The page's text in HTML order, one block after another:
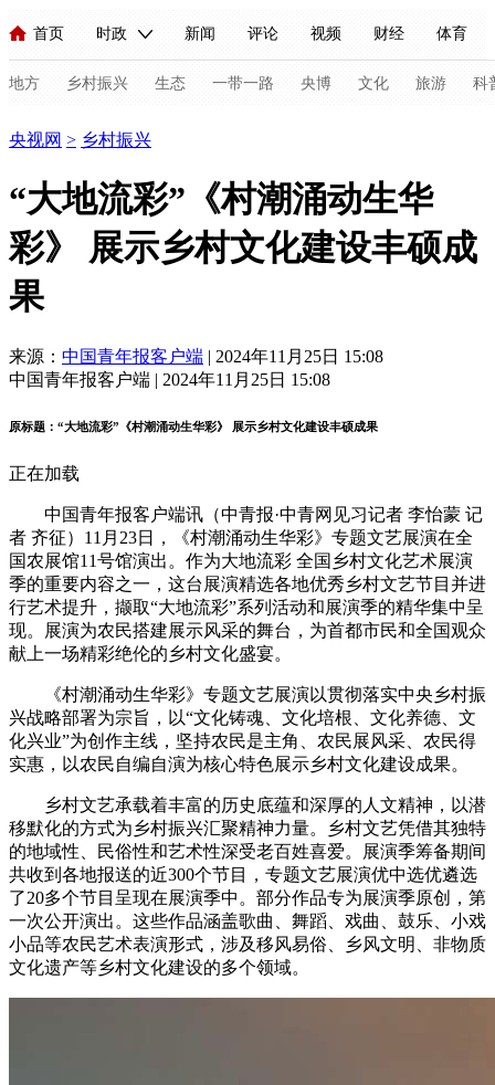
首页 时政 新闻 评论 视频 财经 体育
人民领袖习近平 联播+ 中国领导人 央视快评 习式妙语
直播 栏目大全 节目单 听音 微视频 主持人
海外频道 iPanda English Монгол
地方 乡村振兴 生态 一带一路 央博 文化 旅游 科
新闻 国内 国际 评论 经济 军事 科技
视频 小央视频
现场 前线 比划 快看 蓝海中国
体育 直播 竞猜 2026年世界杯 2026年冬奥会
VIP会员
财经 教育 乡村振兴 生态环境 一带一路 央博
大国智造 大国展会 大国保险 云顶对话 云起
CCTV.节目官网 直播 节目单 栏目 片库 热播榜
央视网 > 乡村振兴
“大地流彩”《村潮涌动生华
彩》 展示乡村文化建设丰硕成
果
来源： 中国青年报客户端 | 2024年11月25日 15:08
中国青年报客户端 | 2024年11月25日 15:08
原标题：“大地流彩”《村潮涌动生华彩》 展示乡村文化建设丰硕成果
正在加载
中国青年报客户端讯（中青报·中青网见习记者 李怡蒙 记
者 齐征）11月23日，《村潮涌动生华彩》专题文艺展演在全
国农展馆11号馆演出。作为大地流彩 全国乡村文化艺术展演
季的重要内容之一，这台展演精选各地优秀乡村文艺节目并进
行艺术提升，撷取“大地流彩”系列活动和展演季的精华集中呈
现。展演为农民搭建展示风采的舞台，为首都市民和全国观众
献上一场精彩绝伦的乡村文化盛宴。
《村潮涌动生华彩》专题文艺展演以贯彻落实中央乡村振
兴战略部署为宗旨，以“文化铸魂、文化培根、文化养德、文
化兴业”为创作主线，坚持农民是主角、农民展风采、农民得
实惠，以农民自编自演为核心特色展示乡村文化建设成果。
乡村文艺承载着丰富的历史底蕴和深厚的人文精神，以潜
移默化的方式为乡村振兴汇聚精神力量。乡村文艺凭借其独特
的地域性、民俗性和艺术性深受老百姓喜爱。展演季筹备期间
共收到各地报送的近300个节目，专题文艺展演优中选优遴选
了20多个节目呈现在展演季中。部分作品专为展演季原创，第
一次公开演出。这些作品涵盖歌曲、舞蹈、戏曲、鼓乐、小戏
小品等农民艺术表演形式，涉及移风易俗、乡风文明、非物质
文化遗产等乡村文化建设的多个领域。